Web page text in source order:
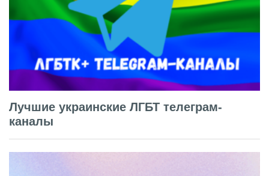
Лучшие украинские ЛГБТ телеграм-
каналы